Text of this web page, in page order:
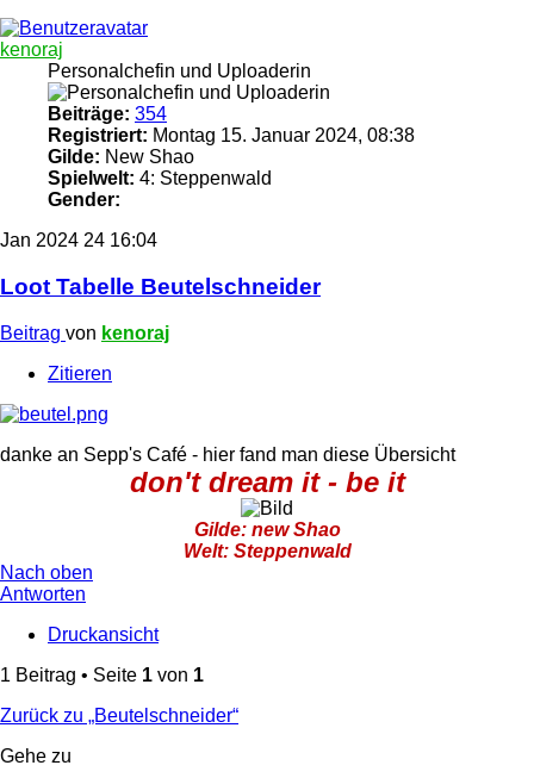
kenoraj
Personalchefin und Uploaderin
Beiträge: 354
Registriert: Montag 15. Januar 2024, 08:38
Gilde: New Shao
Spielwelt: 4: Steppenwald
Gender:
Jan 2024 24 16:04
Loot Tabelle Beutelschneider
Beitrag von kenoraj
Zitieren
danke an Sepp's Café - hier fand man diese Übersicht
don't dream it - be it
Gilde: new Shao
Welt: Steppenwald
Nach oben
Antworten
Druckansicht
1 Beitrag • Seite 1 von 1
Zurück zu „Beutelschneider“
Gehe zu